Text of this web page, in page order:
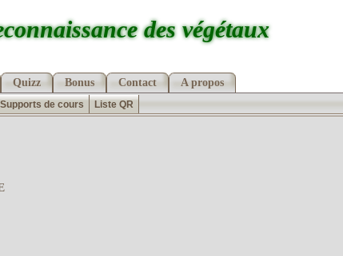
des végétaux
Quizz Bonus Contact A propos
Supports de cours Liste QR